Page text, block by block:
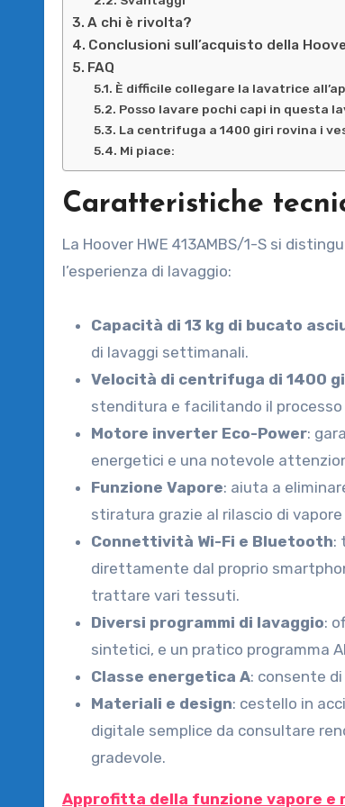
A chi è rivolta?
Conclusioni sull’acquisto della
FAQ
È difficile collegare la lavatrice
Posso lavare pochi capi in questa
La centrifuga a 1400 giri rovina i
Mi piace:
Caratteristiche
La Hoover HWE 413AMBS/1-S si
l’esperienza di lavaggio:
Capacità di 13 kg di bucato
di lavaggi settimanali.
Velocità di centrifuga di 1400
stenditura e facilitando il processo
Motore inverter Eco-Power:
energetici e una notevole
Funzione Vapore: aiuta a
stiratura grazie al rilascio di
Connettività Wi-Fi e Bluetooth:
direttamente dal proprio
trattare vari tessuti.
Diversi programmi di lavaggio:
sintetici, e un pratico programma
Classe energetica A: consente
Materiali e design: cestello in
digitale semplice da consultare
gradevole.
Approfitta della funzione vapore e